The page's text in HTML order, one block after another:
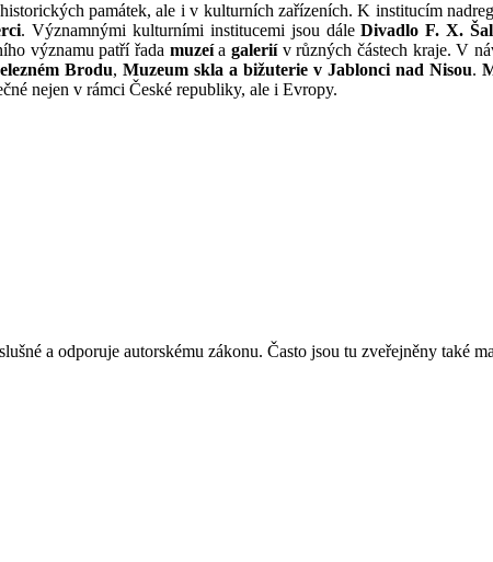
památek, ale i v kulturních zařízeních. K institucím
. Významnými kulturními institucemi jsou dáleDivadlo F. X.
významu patří řada muzeíagaleriív různých částech kraje. V
Brodu, Muzeum skla a bižuterie v Jablonci nad Nisou.
nejen v rámci České republiky, ale i Evropy.
a odporuje autorskému zákonu. Často jsou tu zveřejněny také